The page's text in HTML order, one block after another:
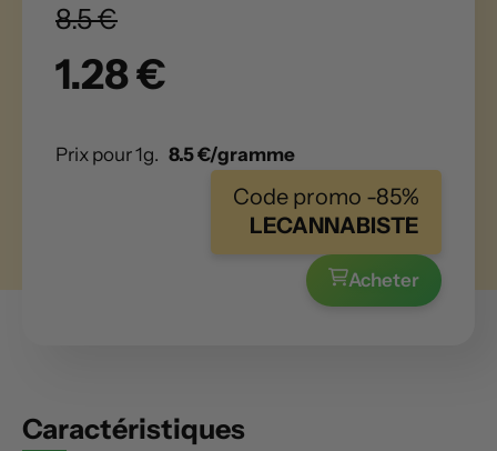
8.5 €
1.28 €
Prix pour 1g. 8.5 €/gramme
Code promo -85%
LECANNABISTE
Acheter
Caractéristiques